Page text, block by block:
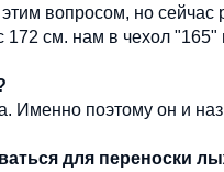
вопросом, но
см. нам в чехол "165"
Именно поэтому он и
для переноски